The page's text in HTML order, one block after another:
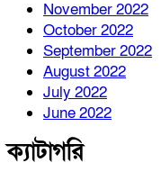
November 2022
October 2022
September 2022
August 2022
July 2022
June 2022
ক্যাটাগরি